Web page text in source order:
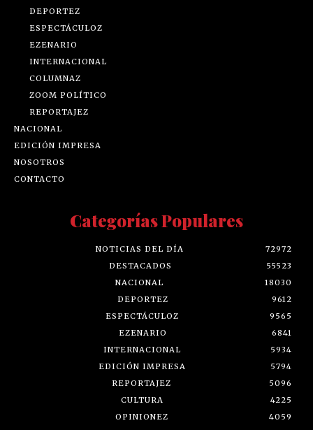
DEPORTEZ
ESPECTÁCULOZ
EZENARIO
INTERNACIONAL
COLUMNAZ
ZOOM POLÍTICO
REPORTAJEZ
NACIONAL
EDICIÓN IMPRESA
NOSOTROS
CONTACTO
Categorías Populares
NOTICIAS DEL DÍA
72972
DESTACADOS
55523
NACIONAL
18030
DEPORTEZ
9612
ESPECTÁCULOZ
9565
EZENARIO
6841
INTERNACIONAL
5934
EDICIÓN IMPRESA
5794
REPORTAJEZ
5096
CULTURA
4225
OPINIONEZ
4059